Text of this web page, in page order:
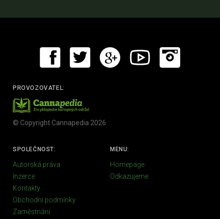
PROVOZOVATEL:
© Copyright Cannapedia 2026
SPOLEČNOST:
Autorská práva
Inzerce
Kontakty
Obchodní podmínky
Zaměstnání
MENU:
Homepage
Odkazujeme